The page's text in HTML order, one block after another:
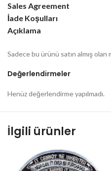
Sales Agreement
İade Koşulları
Açıklama
Değerlendirmeler
Henüz değerlendirme yapılmadı.
Sadece bu ürünü satın almış
İlgili ürünler